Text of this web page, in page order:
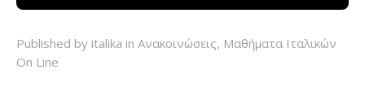
Published by italika in Ανακοινώσεις, Μαθήματα Ιταλικών
On Line